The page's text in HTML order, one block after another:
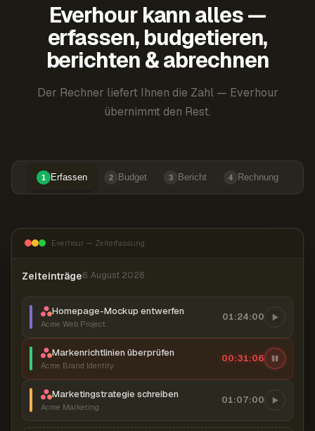
Everhour kann alles —
erfassen, budgetieren,
berichten & abrechnen
Der Rechner liefert Ihnen die Zahl — Everhour
übernimmt den Rest.
1 Erfassen 2 Budget 3 Bericht 4 Rechnung
Everhour — Zeiterfassung
Zeiteinträge6. August 2026
Homepage-Mockup entwerfen
Acme Web Project
01:24:00
Markenrichtlinien überprüfen
Acme Brand Identity
00:31:07
Marketingstrategie schreiben
Acme Marketing
01:07:00